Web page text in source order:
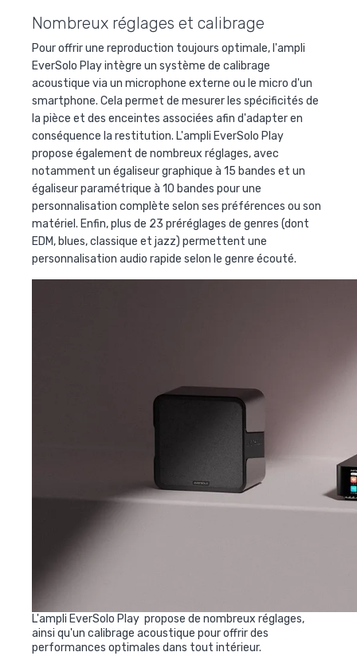
Nombreux réglages et calibrage
Pour offrir une reproduction toujours optimale, l'ampli
EverSolo Play intègre un système de calibrage
acoustique via un microphone externe ou le micro d'un
smartphone. Cela permet de mesurer les spécificités de
la pièce et des enceintes associées afin d'adapter en
conséquence la restitution. L'ampli EverSolo Play
propose également de nombreux réglages, avec
notamment un égaliseur graphique à 15 bandes et un
égaliseur paramétrique à 10 bandes pour une
personnalisation complète selon ses préférences ou son
matériel. Enfin, plus de 23 préréglages de genres (dont
EDM, blues, classique et jazz) permettent une
personnalisation audio rapide selon le genre écouté.
L'ampli EverSolo Play propose de nombreux réglages,
ainsi qu'un calibrage acoustique pour offrir des
performances optimales dans tout intérieur.